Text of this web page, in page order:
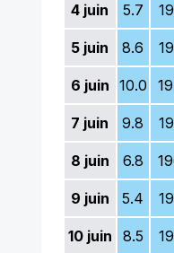
4 juin 5.7
5 juin 8.6
6 juin 10.0
7 juin 9.8
8 juin 6.8
9 juin 5.4
10 juin 8.5